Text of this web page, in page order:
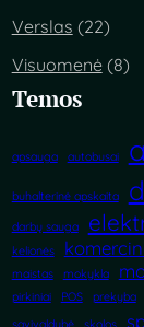
Verslas (22)
Visuomenė(8)
Temos
apsauga autobusai
buhalterinė apskaita
darbų sauga
kelionės
maistas
mokykla
pirkiniai
POS prekyba
savivaldybė skolos